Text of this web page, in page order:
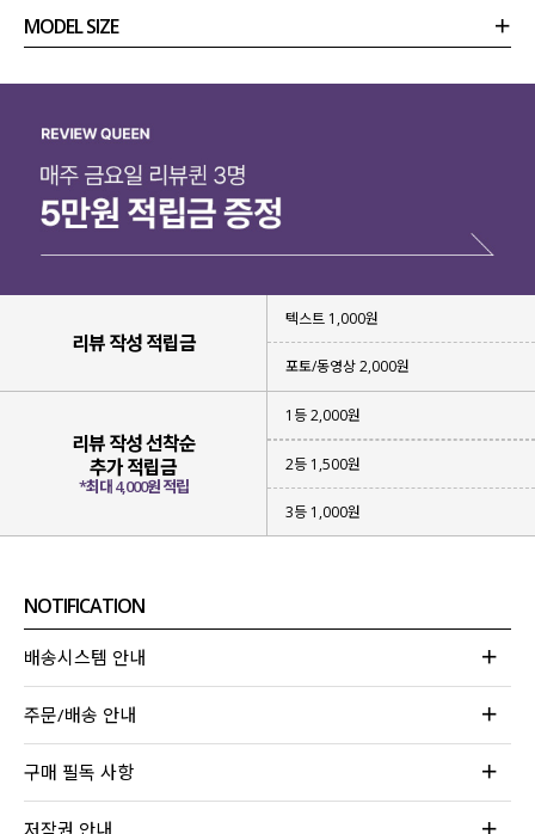
MODEL SIZE
리뷰 작성 적립금
텍스트 1,000원
포토/동영상 2,000원
리뷰 작성 선착순
추가 적립금
*최대 4,000원 적립
1등 2,000원
2등 1,500원
3등 1,000원
NOTIFICATION
배송시스템 안내
주문/배송 안내
구매 필독 사항
저작권 안내